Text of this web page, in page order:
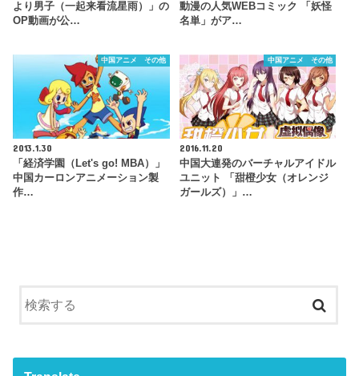
より男子（一起来看流星雨）」の
OP動画が公…
動漫の人気WEBコミック 「妖怪
名単」がア…
中国アニメ その他
2013.1.30
「経済学園（Let's go! MBA）」
中国カーロンアニメーション製
作…
中国アニメ その他
2016.11.20
中国大連発のバーチャルアイドル
ユニット 「甜橙少女（オレンジ
ガールズ）」…